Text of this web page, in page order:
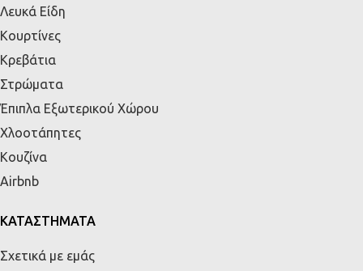
Λευκά Είδη
Κουρτίνες
Κρεβάτια
Στρώματα
Έπιπλα Εξωτερικού Χώρου
Χλοοτάπητες
Κουζίνα
Airbnb
ΚΑΤΑΣΤΗΜΑΤΑ
Σχετικά με εμάς